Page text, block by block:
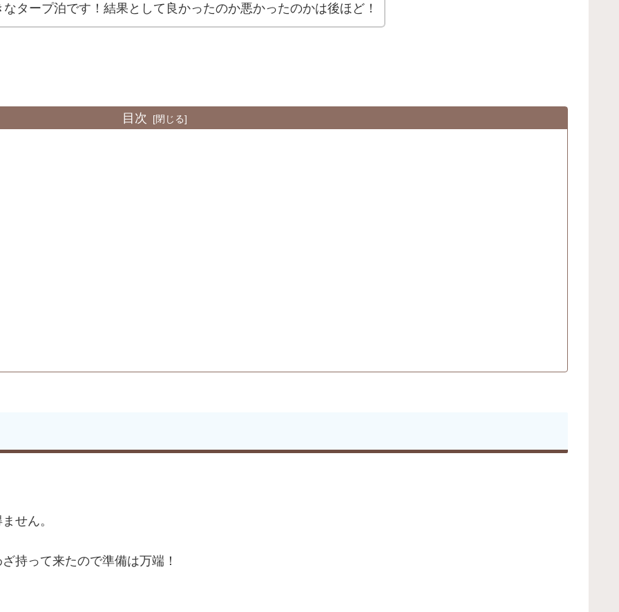
タープ泊です！結果として良かったのか悪かったのかは後ほど！
目次
せん。
持って来たので準備は万端！